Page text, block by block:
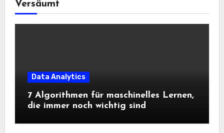
Versäumt
Data Analytics
7 Algorithmen für maschinelles Lernen,
die immer noch wichtig sind